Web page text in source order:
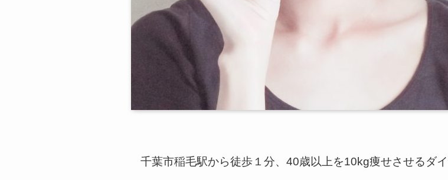
千葉市稲毛駅から徒歩１分、40歳以上を10kg痩せさせるダ